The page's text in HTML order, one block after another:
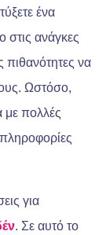
ένα
ανάγκες
πιθανότητες να
Ωστόσο,
με πολλές
πληροφορίες
για
. Σε αυτό το